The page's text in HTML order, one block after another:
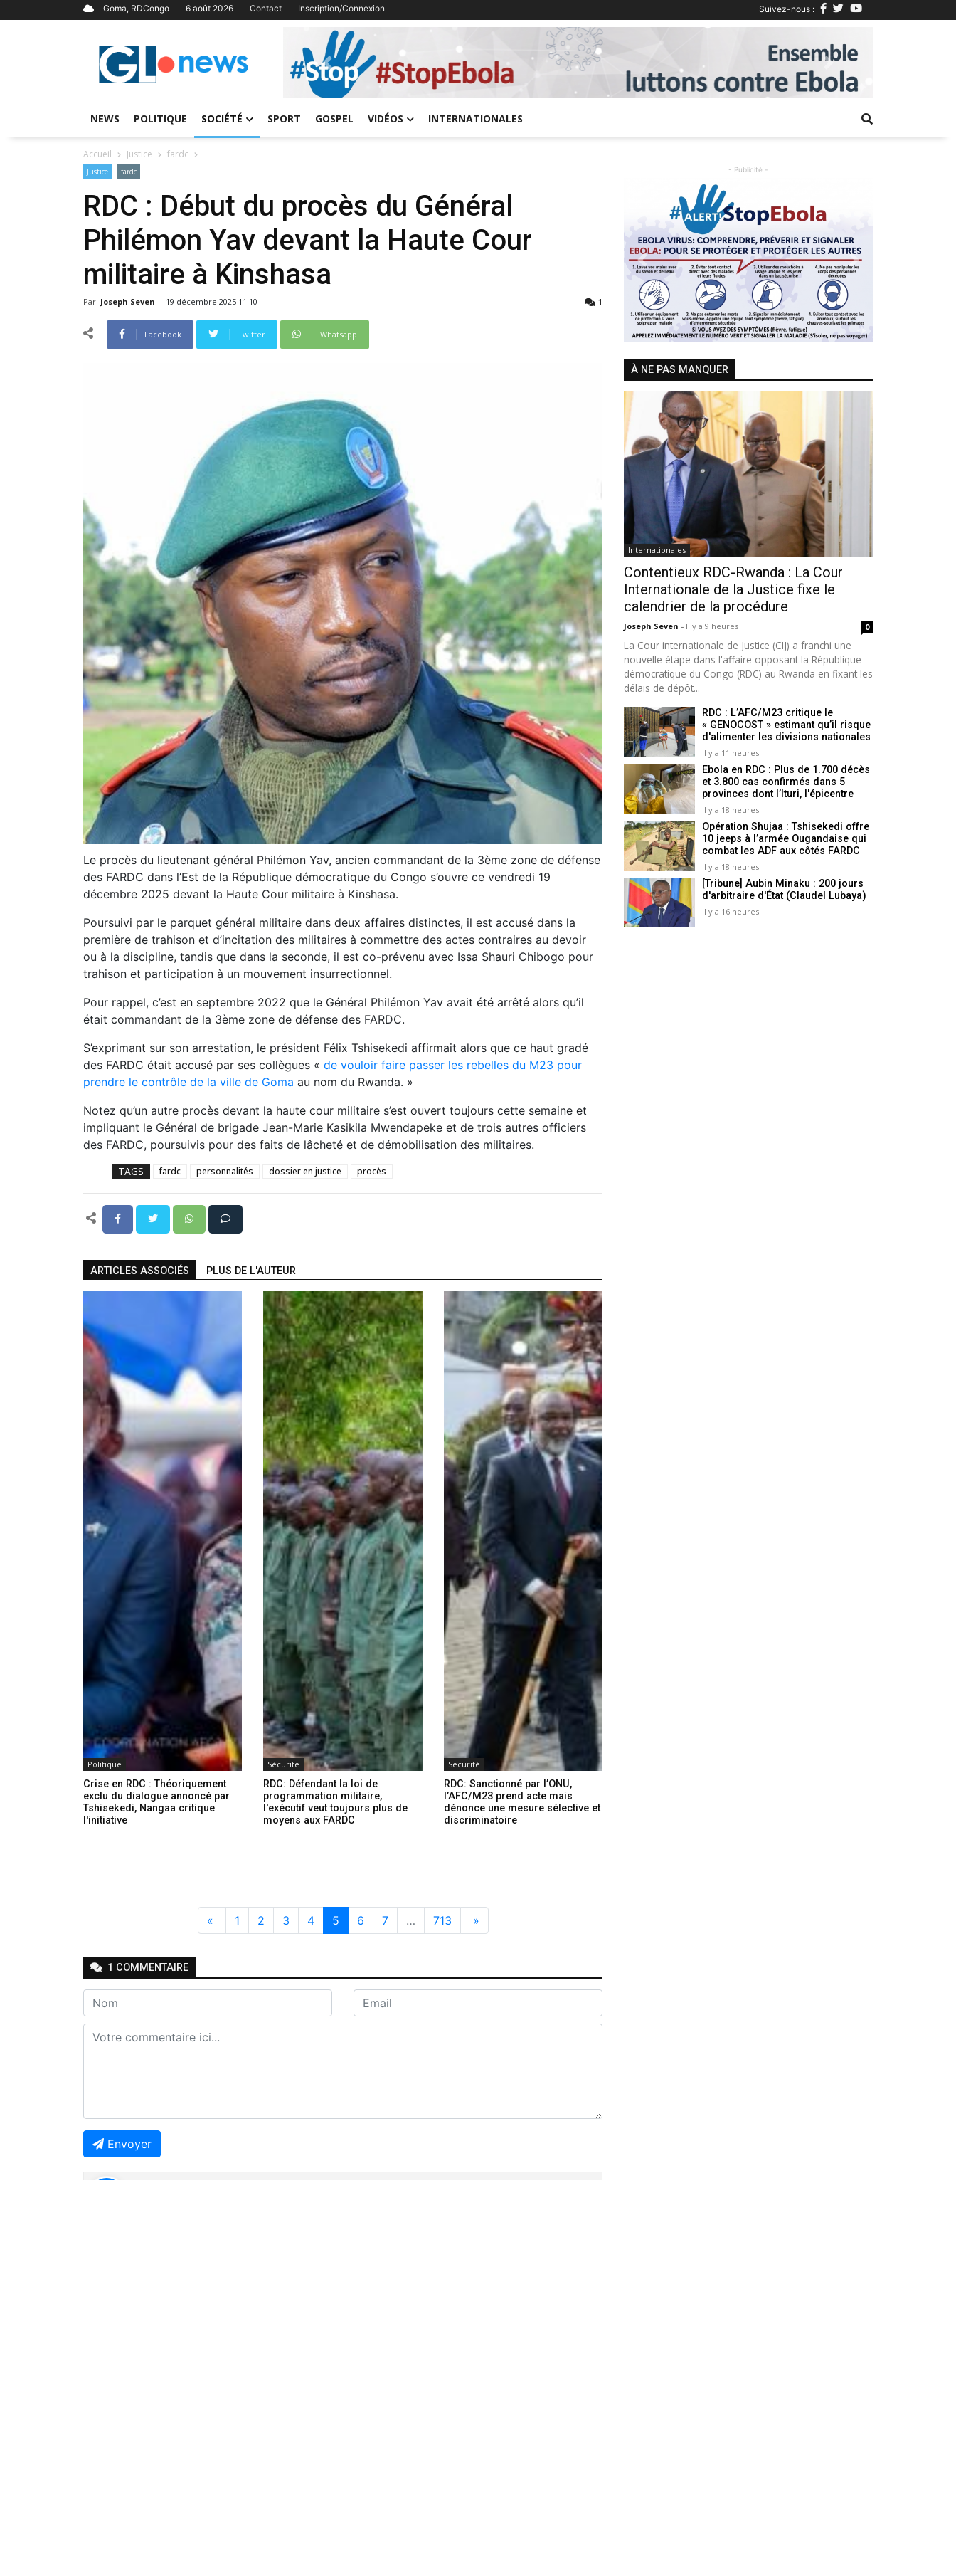
Goma, RDCongo 6 août 2026 Contact Inscription/Connexion Suivez-nous :
Previous Next
NEWS POLITIQUE SOCIÉTÉ SPORT GOSPEL VIDÉOS INTERNATIONALES
Accueil Justice fardc
Justice fardc
RDC : Début du procès du Général
Philémon Yav devant la Haute Cour
militaire à Kinshasa
Par Joseph Seven - 19 décembre 2025 11:10 1
Facebook Twitter Whatsapp
Le procès du lieutenant général Philémon Yav, ancien commandant de la 3ème zone de défense
des FARDC dans l’Est de la République démocratique du Congo s’ouvre ce vendredi 19
décembre 2025 devant la Haute Cour militaire à Kinshasa.
Poursuivi par le parquet général militaire dans deux affaires distinctes, il est accusé dans la
première de trahison et d’incitation des militaires à commettre des actes contraires au devoir
ou à la discipline, tandis que dans la seconde, il est co-prévenu avec Issa Shauri Chibogo pour
trahison et participation à un mouvement insurrectionnel.
Pour rappel, c’est en septembre 2022 que le Général Philémon Yav avait été arrêté alors qu’il
était commandant de la 3ème zone de défense des FARDC.
S’exprimant sur son arrestation, le président Félix Tshisekedi affirmait alors que ce haut gradé
des FARDC était accusé par ses collègues « de vouloir faire passer les rebelles du M23 pour
prendre le contrôle de la ville de Goma au nom du Rwanda. »
Notez qu’un autre procès devant la haute cour militaire s’est ouvert toujours cette semaine et
impliquant le Général de brigade Jean-Marie Kasikila Mwendapeke et de trois autres officiers
des FARDC, poursuivis pour des faits de lâcheté et de démobilisation des militaires.
TAGS fardc personnalités dossier en justice procès
ARTICLES ASSOCIÉS PLUS DE L'AUTEUR
Politique
Crise en RDC : Théoriquement
exclu du dialogue annoncé par
Tshisekedi, Nangaa critique
l'initiative
Sécurité
RDC: Défendant la loi de
programmation militaire,
l'exécutif veut toujours plus de
moyens aux FARDC
Sécurité
RDC: Sanctionné par l’ONU,
l’AFC/M23 prend acte mais
dénonce une mesure sélective et
discriminatoire
« 1 2 3 4 5 6 7 … 713 »
1 COMMENTAIRE
Envoyer
- Publicité -
Previous Next
À NE PAS MANQUER
Internationales
Contentieux RDC-Rwanda : La Cour
Internationale de la Justice fixe le
calendrier de la procédure
Joseph Seven - Il y a 9 heures 0
La Cour internationale de Justice (CIJ) a franchi une
nouvelle étape dans l'affaire opposant la République
démocratique du Congo (RDC) au Rwanda en fixant les
délais de dépôt...
RDC : L’AFC/M23 critique le
« GENOCOST » estimant qu’il risque
d'alimenter les divisions nationales
Il y a 11 heures
Ebola en RDC : Plus de 1.700 décès
et 3.800 cas confirmés dans 5
provinces dont l’Ituri, l'épicentre
Il y a 18 heures
Opération Shujaa : Tshisekedi offre
10 jeeps à l’armée Ougandaise qui
combat les ADF aux côtés FARDC
Il y a 18 heures
[Tribune] Aubin Minaku : 200 jours
d'arbitraire d'État (Claudel Lubaya)
Il y a 16 heures